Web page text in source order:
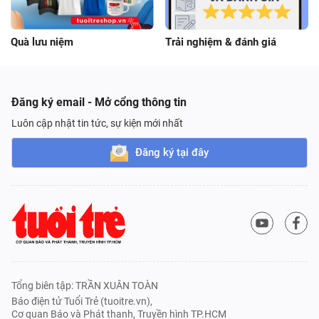
Quà lưu niệm Trải nghiệm & đánh giá
Đăng ký email - Mở cổng thông tin
Luôn cập nhật tin tức, sự kiện mới nhất
Đăng ký tại đây
Tổng biên tập: TRẦN XUÂN TOÀN
Báo điện tử Tuổi Trẻ (tuoitre.vn),
Cơ quan Báo và Phát thanh, Truyền hình TP.HCM